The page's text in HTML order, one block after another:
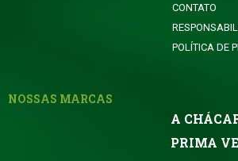
CONTATO
POLÍTICA DE
NOSSAS MARCAS
A
PRIMA